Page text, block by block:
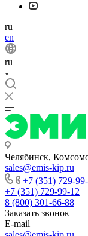
ru
en
ru
Челябинск,
sales@emis-kip.ru
+7 (351) 729-
+7 (351) 729-99-12
8 (800) 301-66-88
Заказать звонок
E-mail